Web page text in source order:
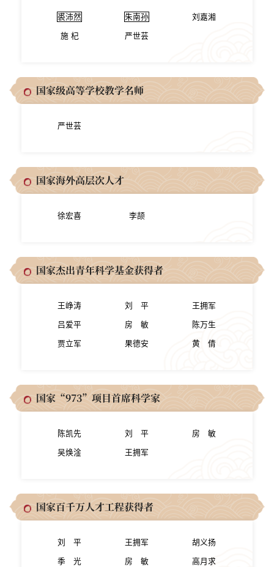
裘沛然 朱南孙 刘嘉湘
施 杞 严世芸
国家级高等学校教学名师
严世芸
国家海外高层次人才
徐宏喜 李颉
国家杰出青年科学基金获得者
王峥涛 刘 平 王拥军
吕爱平 房 敏 陈万生
贾立军 果德安 黄 倩
国家“973”项目首席科学家
陈凯先 刘 平 房 敏
吴焕淦 王拥军
国家百千万人才工程获得者
刘 平 王拥军 胡义扬
季 光 房 敏 高月求